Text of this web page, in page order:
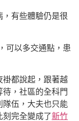
有些體驗仍是很
可以多交通點，患
都說起，跟著越
，社區的全科門
伍，大夫也只能
完全變成了新竹